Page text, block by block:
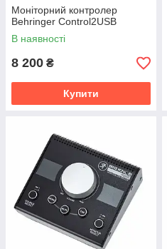
Моніторний контролер
Behringer Control2USB
В наявності
8 200 ₴
Купити